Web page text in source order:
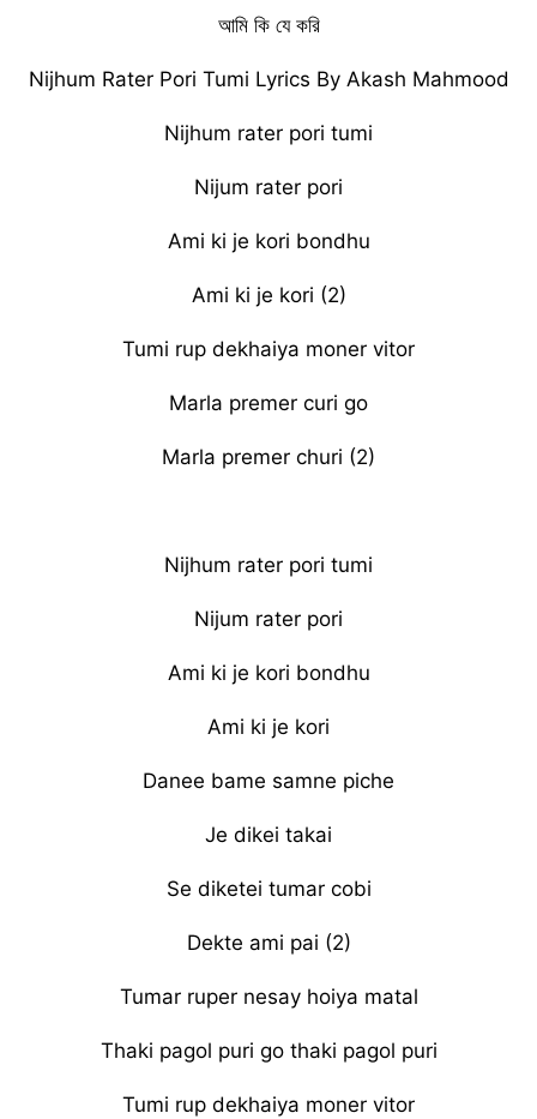
আমি কি যে করি
Nijhum Rater Pori Tumi Lyrics By Akash Mahmood
Nijhum rater pori tumi
Nijum rater pori
Ami ki je kori bondhu
Ami ki je kori (2)
Tumi rup dekhaiya moner vitor
Marla premer curi go
Marla premer churi (2)
Nijhum rater pori tumi
Nijum rater pori
Ami ki je kori bondhu
Ami ki je kori
Danee bame samne piche
Je dikei takai
Se diketei tumar cobi
Dekte ami pai (2)
Tumar ruper nesay hoiya matal
Thaki pagol puri go thaki pagol puri
Tumi rup dekhaiya moner vitor